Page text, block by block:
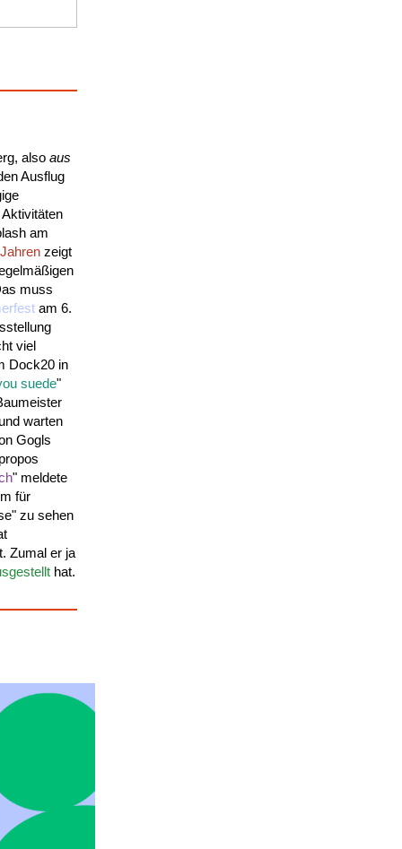
also aus
Ausflug
am
zeigt
muss
am 6.
viel
Dock20 in
suede"
warten
Gogls
" meldete
für
zu sehen
Zumal er ja
hat.